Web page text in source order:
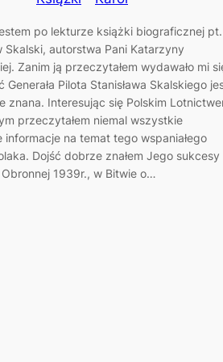
po lekturze książki biograficznej pt.
Skalski, autorstwa Pani Katarzyny
Zanim ją przeczytałem wydawało mi
Generała Pilota Stanisława Skalskiego
znana. Interesując się Polskim
przeczytałem niemal wszystkie
informacje na temat tego wspaniałego
Dojść dobrze znałem Jego sukcesy
Obronnej 1939r., w Bitwie o…